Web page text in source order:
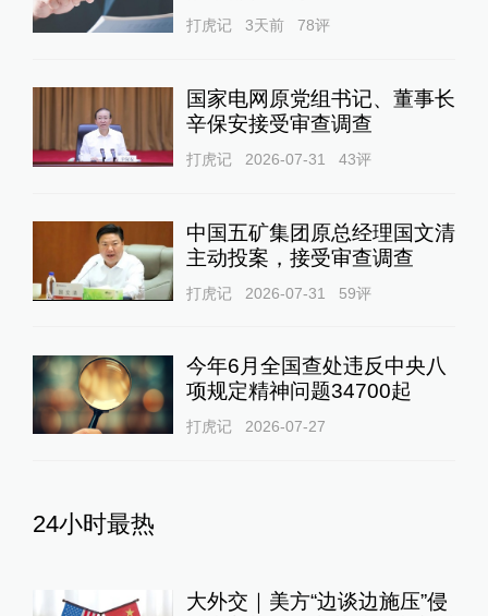
打虎记 3天前 78评
国家电网原党组书记、董事长
辛保安接受审查调查
打虎记 2026-07-31 43评
中国五矿集团原总经理国文清
主动投案，接受审查调查
打虎记 2026-07-31 59评
今年6月全国查处违反中央八
项规定精神问题34700起
打虎记 2026-07-27
24小时最热
大外交｜美方“边谈边施压”侵